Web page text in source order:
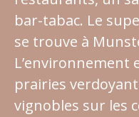
bar-tabac. Le
se trouve à
L’environnement
prairies
vignobles sur les